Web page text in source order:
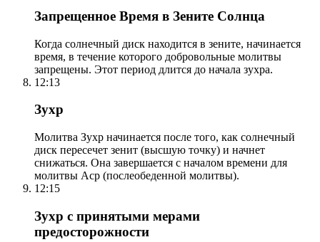
Запрещенное Время в Зените Солнца
Когда солнечный диск находится в зените, начинается
время, в течение которого добровольные молитвы
запрещены. Этот период длится до начала зухра.
12:13
Зухр
Молитва Зухр начинается после того, как солнечный
диск пересечет зенит (высшую точку) и начнет
снижаться. Она завершается с началом времени для
молитвы Аср (послеобеденной молитвы).
12:15
Зухр с принятыми мерами
предосторожности